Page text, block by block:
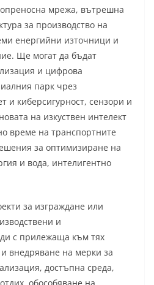
мрежа, вътрешна
за производство на
енергийни източници и
Ще могат да бъдат
и цифрова
парк чрез
и киберсигурност, сензори и
на изкуствен интелект
време на транспортните
за оптимизиране на
и вода, интелигентно
за изграждане или
и
с прилежаща към тях
внедряване на мерки за
достъпна среда,